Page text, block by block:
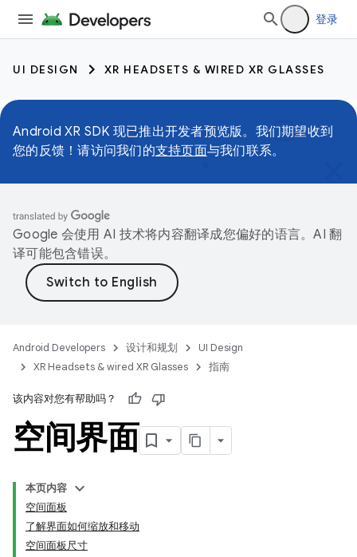
登录
UI DESIGN XR HEADSETS & WIRED XR GLASSES
Android XR SDK 现已推出开发者预览版。我们期望收到
您的反馈！请访问我们的支持页面与我们联系。
Google 会使用 AI 技术将内容翻译成您偏好的语言。AI 翻
译可能包含错误。
Android Developers 设计和规划
UI Design
XR Headsets & wired XR Glasses
指南
该内容对您有帮助吗？
空间界面
本页内容
空间面板
了解界面如何缩放和移动
空间面板尺寸